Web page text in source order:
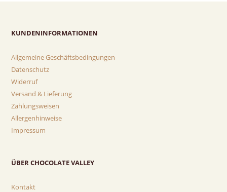
KUNDENINFORMATIONEN
Allgemeine Geschäftsbedingungen
Datenschutz
Widerruf
Versand & Lieferung
Zahlungsweisen
Allergenhinweise
Impressum
ÜBER CHOCOLATE VALLEY
Kontakt